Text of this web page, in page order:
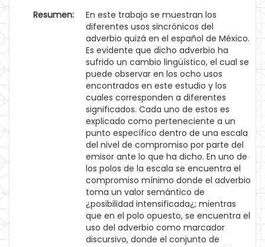
Resumen:
En este trabajo se muestran los
diferentes usos sincrónicos del
adverbio quizá en el español de México.
Es evidente que dicho adverbio ha
sufrido un cambio lingüístico, el cual se
puede observar en los ocho usos
encontrados en este estudio y los
cuales corresponden a diferentes
significados. Cada uno de estos es
explicado como perteneciente a un
punto específico dentro de una escala
del nivel de compromiso por parte del
emisor ante lo que ha dicho. En uno de
los polos de la escala se encuentra el
compromiso mínimo donde el adverbio
toma un valor semántico de
¿posibilidad intensificada¿; mientras
que en el polo opuesto, se encuentra el
uso del adverbio como marcador
discursivo, donde el conjunto de